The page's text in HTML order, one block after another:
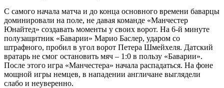
С самого начала матча и до конца основного времени баварцы
доминировали на поле, не давая команде «Манчестер
Юнайтед» создавать моменты у своих ворот. На 6-й минуте
полузащитник «Баварии» Марио Баслер, ударом со
штрафного, пробил в угол ворот Петера Шмейхеля. Датский
вратарь не смог остановить мяч – 1:0 в пользу «Баварии».
После этого игра «Манчестера» начала распадаться. На фоне
мощной игры немцев, в нападении англичане выглядели
слабо и неуверенно.